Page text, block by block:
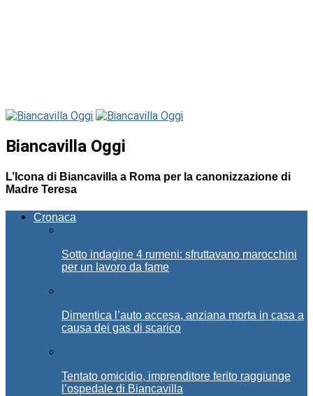
Biancavilla Oggi
L’Icona di Biancavilla a Roma per la canonizzazione di
Madre Teresa
Cronaca
Sotto indagine 4 rumeni: sfruttavano marocchini
per un lavoro da fame
Dimentica l’auto accesa, anziana morta in casa a
causa dei gas di scarico
Tentato omicidio, imprenditore ferito raggiunge
l’ospedale di Biancavilla